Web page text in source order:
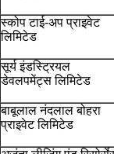
स्कोप टाई-अप प्राइवेट
लिमिटेड
सूर्य इंडस्ट्रियल
डेवलपमेंट्स लिमिटेड
बाबूलाल नंदलाल बोहरा
प्राइवेट लिमिटेड